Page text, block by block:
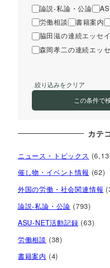
論説-私論・公論
労働相談
書籍案内
脇田滋の連続エッセイ
森岡孝二の連続エッ
絞り込みをクリア
この条件で
カテ
ニュース・トピックス
催し物・イベント情報 (62)
外国の労働・社会関連情報
論説-私論・公論 (793)
ASU-NET活動記録 (63)
労働相談 (38)
書籍案内 (4)